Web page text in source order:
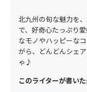
北九州の旬な魅力を
で、好奇心たっぷり
なモノやハッピーな
がら、どんどんシェ
ゃ♪
このライターが書い